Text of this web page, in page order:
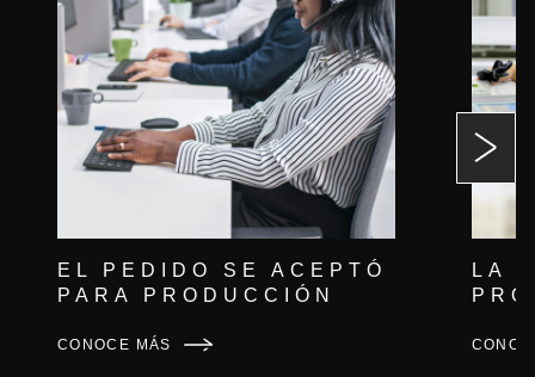
EL PEDIDO SE ACEPTÓ
PARA PRODUCCIÓN
CONOCE MÁS
LA